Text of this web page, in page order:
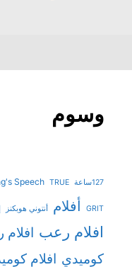
وسوم
127ساعة Speech TRUE
GRIT أفلام أنتوني هوبكنز
افلام رعب افلام
كوميدي افلام